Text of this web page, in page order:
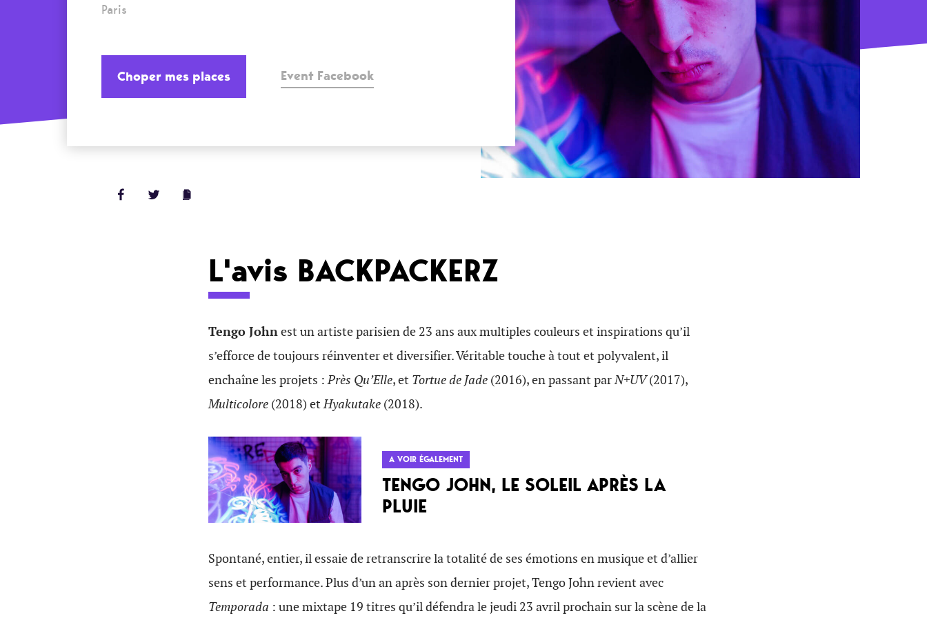
Paris
Choper mes places Event Facebook
L'avis BACKPACKERZ
Tengo Johnest un artiste parisien de 23 ans aux multiples couleurs et inspirations qu’il
s’efforce de toujours réinventer et diversifier. Véritable touche à tout et polyvalent, il
enchaîne les projets :Près Qu’Elle, et Tortue de Jade (2016), en passant parN+UV(2017),
Multicolore (2018) etHyakutake (2018).
A VOIR ÉGALEMENT
TENGO JOHN, LE SOLEIL APRÈS LA
PLUIE
Spontané, entier, il essaie de retranscrire la totalité de ses émotions en musique et d’allier
sens et performance. Plus d’un an après son dernier projet, Tengo John revient avec
Temporada : une mixtape 19 titres qu’il défendra le jeudi 23 avril prochain sur la scène de la